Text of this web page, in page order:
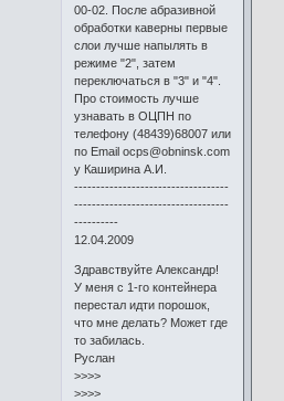
00-02. После абразивной
обработки каверны первые
слои лучше напылять в
режиме "2", затем
переключаться в "3" и "4".
Про стоимость лучше
узнавать в ОЦПН по
телефону (48439)68007 или
по Email ocps@obninsk.com
у Каширина А.И.
-----------------------------------
-----------------------------------
----------
12.04.2009
Здравствуйте Александр!
У меня с 1-го контейнера
перестал идти порошок,
что мне делать? Может где
то забилась.
Руслан
>>>>
>>>>